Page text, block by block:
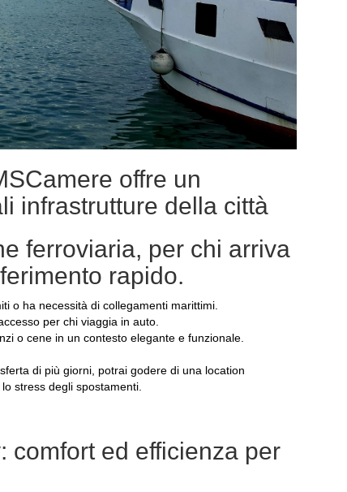
offre un
infrastrutture della città
ferroviaria, per chi arriva
rapido.
o ha necessità di collegamenti marittimi.
per chi viaggia in auto.
o cene in un contesto elegante e funzionale.
di più giorni, potrai godere di una location
stress degli spostamenti.
comfort ed efficienza per